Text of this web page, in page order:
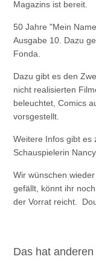
Magazins ist bereit.
50 Jahre "Mein
Ausgabe 10. Dazu
Fonda.
Dazu gibt es den
nicht realisierten
beleuchtet, Comics
vorsgestellt.
Weitere Infos gibt es
Schauspielerin
Wir wünschen
gefällt, könnt ihr
der Vorrat reicht.
Das hat